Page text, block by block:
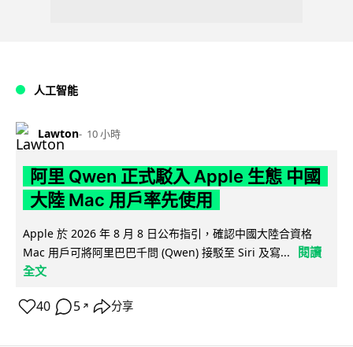
人工智能
Lawton 10 小時
阿里 Qwen 正式駁入 Apple 生態 中國
大陸 Mac 用戶率先使用
Apple 於 2026 年 8 月 8 日公布指引，確認中國大陸合資格
Mac 用戶可將阿里巴巴千問 (Qwen) 接駁至 Siri 及寫...
閱讀
全文
40 5 ↗ 分享